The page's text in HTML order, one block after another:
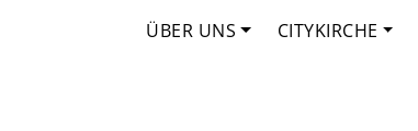
ÜBER UNS CITYKIRCHE